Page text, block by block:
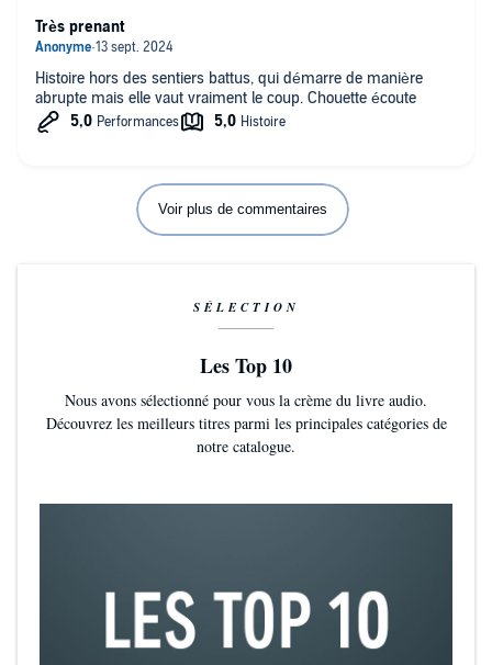
Histoire hors des sentiers battus, qui démarre de manière
abrupte mais elle vaut vraiment le coup. Chouette écoute
Très prenant
Voir plus de commentaires
SÉLECTION
Les Top 10
Nous avons sélectionné pour vous la crème du livre audio.
Découvrez les meilleurs titres parmi les principales catégories de
notre catalogue.